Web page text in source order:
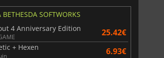
SOFTWORKS
4 Anniversary Edition
25.42€
+ Hexen 6.93€